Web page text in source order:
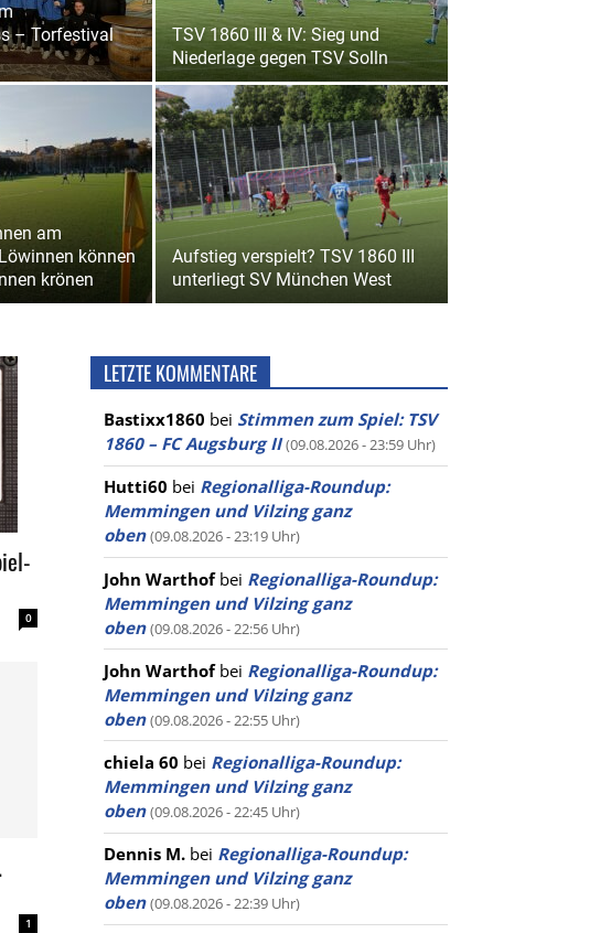
– Torfestival
TSV 1860 III & IV: Sieg und
Niederlage gegen TSV Solln
am
können
krönen
Aufstieg verspielt? TSV 1860 III
unterliegt SV München West
0
1
LETZTE KOMMENTARE
Bastixx1860 bei Stimmen zum Spiel: TSV
1860 – FC Augsburg II (09.08.2026 - 23:59 Uhr)
Hutti60 bei Regionalliga-Roundup:
Memmingen und Vilzing ganz
oben (09.08.2026 - 23:19 Uhr)
John Warthofbei Regionalliga-Roundup:
Memmingen und Vilzing ganz
oben (09.08.2026 - 22:56 Uhr)
John Warthofbei Regionalliga-Roundup:
Memmingen und Vilzing ganz
oben (09.08.2026 - 22:55 Uhr)
chiela 60 bei Regionalliga-Roundup:
Memmingen und Vilzing ganz
oben (09.08.2026 - 22:45 Uhr)
Dennis M. bei Regionalliga-Roundup:
Memmingen und Vilzing ganz
oben (09.08.2026 - 22:39 Uhr)